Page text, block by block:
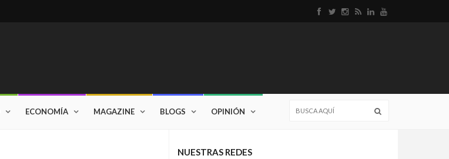
ECONOMÍA MAGAZINE BLOGS OPINIÓN
NUESTRAS REDES